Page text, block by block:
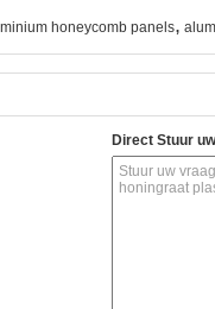
honeycomb panels,
Direct Stuur